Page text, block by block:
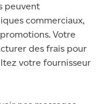
peuvent
commerciaux,
Votre
des frais pour
votre fournisseur